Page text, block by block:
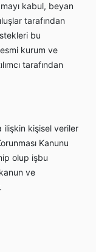
kabul, beyan
tarafından
bu
kurum ve
tarafından
ilişkin kişisel veriler
Kanunu
olup işbu
ve